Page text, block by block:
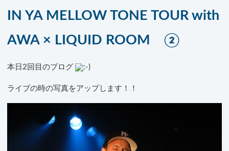
IN YA MELLOW TONE TOUR with
AWA × LIQUID ROOM ②
本日2回目のブログ
ライブの時の写真をアップします！！